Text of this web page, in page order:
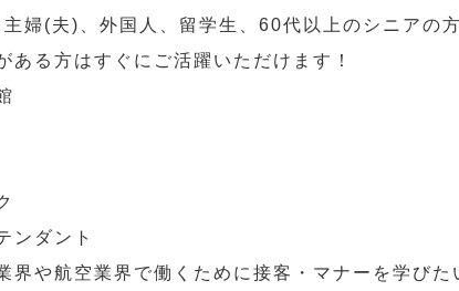
婦(夫)、外国人、留学生、60代以上のシニアの
ある方はすぐにご活躍いただけます！
ンダント
界や航空業界で働くために接客・マナーを学び